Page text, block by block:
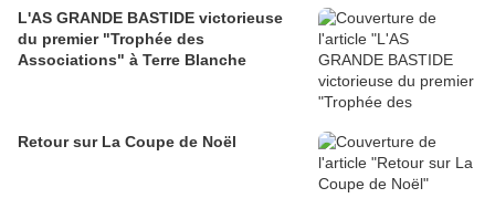
L'AS GRANDE BASTIDE victorieuse
du premier "Trophée des
Associations" à Terre Blanche
Retour sur La Coupe de Noël